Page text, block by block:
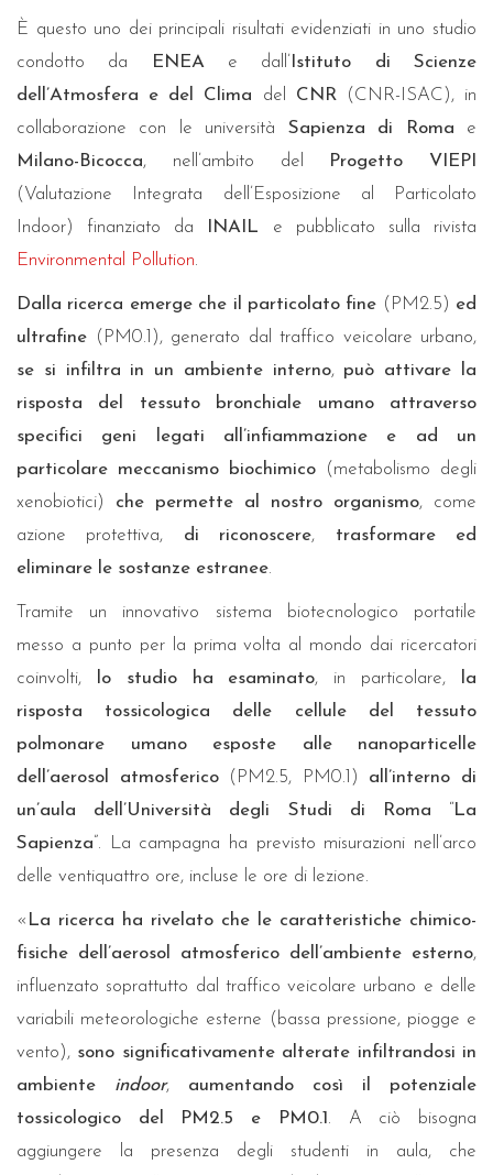
È questo uno dei principali risultati evidenziati in uno studio
condotto da
ENEAe dall’ Istituto di Scienze
dell’Atmosfera e del Clima del CNR(CNR-ISAC), in
collaborazione con le università Sapienza di Roma e
Milano-Bicocca, nell’ambito del Progetto
VIEPI
(Valutazione Integrata dell’Esposizione al Particolato
Indoor) finanziato da
INAIL e pubblicato sulla rivista
Environmental Pollution.
Dalla ricerca emerge che il particolato fine (PM2.5) ed
ultrafine (PM0.1), generato dal traffico veicolare urbano,
se si infiltra in un ambiente interno, può attivare la
risposta del tessuto bronchiale umano attraverso
specifici geni legati all’infiammazione e ad un
particolare meccanismo biochimico (metabolismo degli
xenobiotici) che permette al nostro organismo, come
azione protettiva, di riconoscere, trasformare ed
eliminare le sostanze estranee.
Tramite un innovativo sistema biotecnologico portatile
messo a punto per la prima volta al mondo dai ricercatori
coinvolti,
lo studio ha esaminato, in particolare,
la
risposta tossicologica delle cellule del tessuto
polmonare umano esposte alle nanoparticelle
dell’aerosol atmosferico(PM2.5, PM0.1) all’interno di
un’aula dell’Università degli Studi di Roma “La
Sapienza”. La campagna ha previsto misurazioni nell’arco
delle ventiquattro ore, incluse le ore di lezione.
« La ricerca ha rivelato che le caratteristiche chimico-
fisiche dell’aerosol atmosferico dell’ambiente esterno,
influenzato soprattutto dal traffico veicolare urbano e delle
variabili meteorologiche esterne (bassa pressione, piogge e
vento), sono significativamente alterate infiltrandosi in
ambiente indoor, aumentando così il potenziale
tossicologico del PM2.5 e PM0.1 . A ciò bisogna
aggiungere la presenza degli studenti in aula, che